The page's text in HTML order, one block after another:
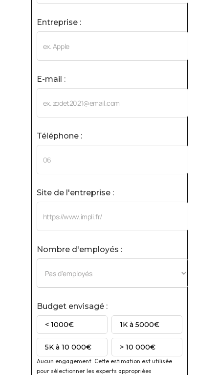
Entreprise :
E-mail :
Téléphone :
Site de l'entreprise :
Nombre d'employés :
Budget envisagé :
< 1000€ 1K à 5000€
5K à 10 000€ > 10 000€
Aucun engagement. Cette estimation est utilisée
pour sélectionner les experts appropriées